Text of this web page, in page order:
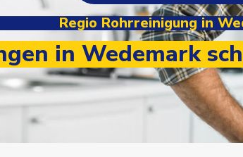
Regio Rohrreinigung in
in Wedemark